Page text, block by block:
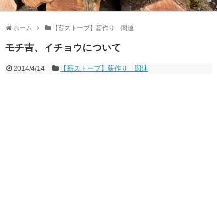
ホーム 【薪ストーブ】薪作り 関連
モチ吉、イチョウについて
2014/4/14 【薪ストーブ】薪作り 関連